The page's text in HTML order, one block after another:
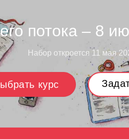
потока – 8
Набор откроется 11 мая
курс